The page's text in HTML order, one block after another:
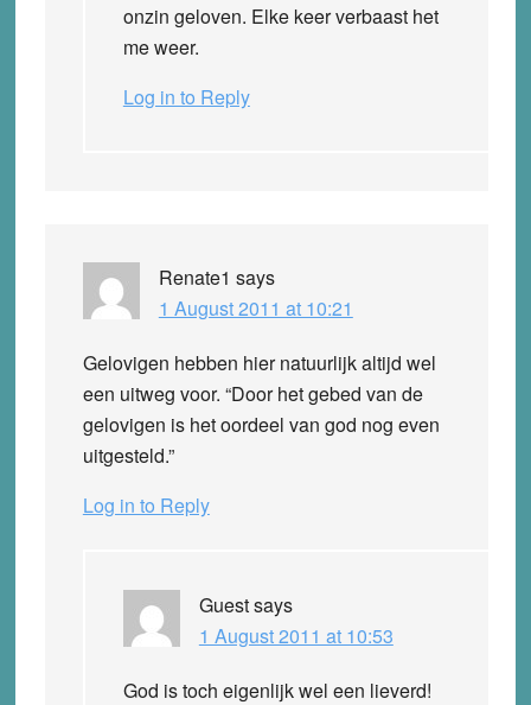
onzin geloven. Elke keer verbaast het
me weer.
Log in to Reply
Renate1 says
1 August 2011 at 10:21
Gelovigen hebben hier natuurlijk altijd wel
een uitweg voor. “Door het gebed van de
gelovigen is het oordeel van god nog even
uitgesteld.”
Log in to Reply
Guestsays
1 August 2011 at 10:53
God is toch eigenlijk wel een lieverd!